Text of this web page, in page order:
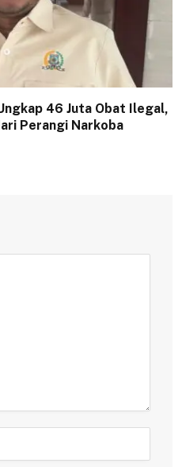
46 Juta Obat Ilegal,
Perangi Narkoba